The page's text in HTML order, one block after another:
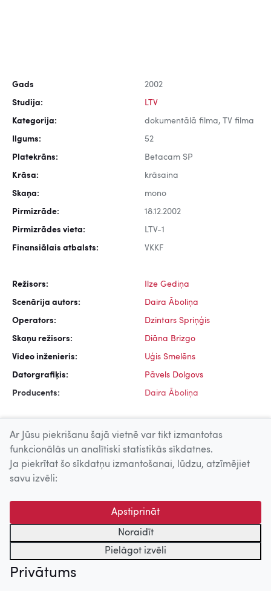
Gads 2002
Studija: LTV
Kategorija: dokumentālā filma, TV filma
Ilgums: 52
Platekrāns: Betacam SP
Krāsa: krāsaina
Skaņa: mono
Pirmizrāde: 18.12.2002
Pirmizrādes vieta: LTV-1
Finansiālais atbalsts: VKKF
Režisors: Ilze Gediņa
Scenārija autors: Daira Āboliņa
Operators: Dzintars Spriņģis
Skaņu režisors: Diāna Brizgo
Video inženieris: Uģis Smelēns
Datorgrafiķis: Pāvels Dolgovs
Producents: Daira Āboliņa
Uz augšu
© 2026 Nacionālais Kino centrs, Kultūras informācijas sistēmu
centrs. Sadarbības partneris: Latvijas Valsts
kinofotofonodokumentu arhīvs.
Ar Jūsu piekrišanu šajā vietnē var tikt izmantotas
funkcionālās un analītiski statistikās sīkdatnes.
Ja piekrītat šo sīkdatņu izmantošanai, lūdzu, atzīmējiet
savu izvēli:
Apstiprināt
Noraidīt
Pielāgot izvēli
Privātums